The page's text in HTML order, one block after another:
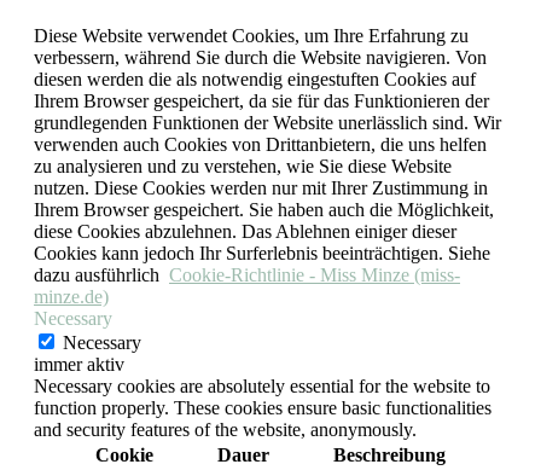
Diese Website verwendet Cookies, um Ihre Erfahrung zu
verbessern, während Sie durch die Website navigieren. Von
diesen werden die als notwendig eingestuften Cookies auf
Ihrem Browser gespeichert, da sie für das Funktionieren der
grundlegenden Funktionen der Website unerlässlich sind. Wir
verwenden auch Cookies von Drittanbietern, die uns helfen
zu analysieren und zu verstehen, wie Sie diese Website
nutzen. Diese Cookies werden nur mit Ihrer Zustimmung in
Ihrem Browser gespeichert. Sie haben auch die Möglichkeit,
diese Cookies abzulehnen. Das Ablehnen einiger dieser
Cookies kann jedoch Ihr Surferlebnis beeinträchtigen. Siehe
dazu ausführlich Cookie-Richtlinie - Miss Minze (miss-
minze.de)
Necessary
Necessary
immer aktiv
Necessary cookies are absolutely essential for the website to
function properly. These cookies ensure basic functionalities
and security features of the website, anonymously.
Cookie
Dauer Beschreibung